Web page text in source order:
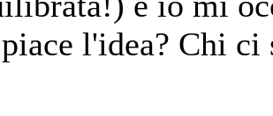
l'idea? Chi ci